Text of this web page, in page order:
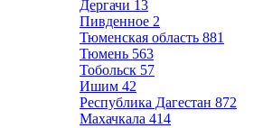
Дергачи 13
Пивденное 2
Тюменская область 881
Тюмень 563
Тобольск 57
Ишим 42
Республика Дагестан 872
Махачкала 414